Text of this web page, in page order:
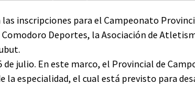
inscripciones para el Campeonato
Deportes, la Asociación de
julio. En este marco, el Provincial de
la especialidad, el cual está previsto para